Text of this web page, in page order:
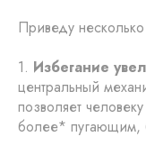
Приведу
1. Избегание
центральный
позволяет
более* пугающим,